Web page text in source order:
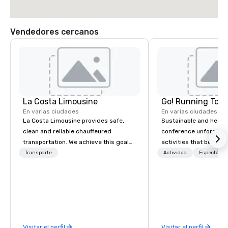
Vendedores cercanos
La Costa Limousine
En varias ciudades
La Costa Limousine provides safe,
clean and reliable chauffeured
transportation. We achieve this goal
with highly trained chauffeurs, the
Transporte
Go! Running
En varias ciudades
Sustainable and
conference
activities that boost
lower carbon
Actividad